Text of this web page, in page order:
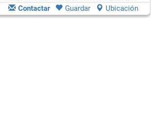
Contactar Guardar Ubicación